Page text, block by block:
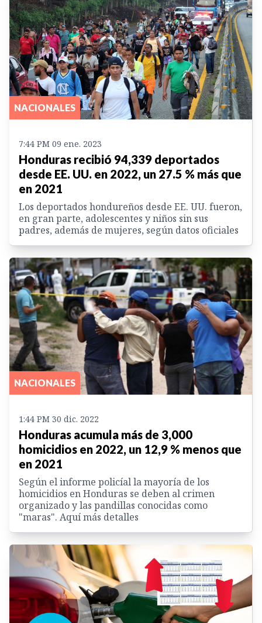
NACIONALES
7:44 PM 09 ene. 2023
Honduras recibió 94,339 deportados
desde EE. UU. en 2022, un 27.5 % más que
en 2021
Los deportados hondureños desde EE. UU. fueron,
en gran parte, adolescentes y niños sin sus
padres, además de mujeres, según datos oficiales
NACIONALES
1:44 PM 30 dic. 2022
Honduras acumula más de 3,000
homicidios en 2022, un 12,9 % menos que
en 2021
Según el informe policíal la mayoría de los
homicidios en Honduras se deben al crimen
organizado y las pandillas conocidas como
"maras". Aquí más detalles